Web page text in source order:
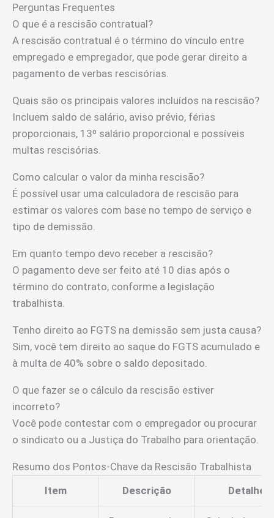
Perguntas Frequentes
O que é a rescisão contratual?
A rescisão contratual é o término do vínculo entre
empregado e empregador, que pode gerar direito a
pagamento de verbas rescisórias.
Quais são os principais valores incluídos na rescisão?
Incluem saldo de salário, aviso prévio, férias
proporcionais, 13º salário proporcional e possíveis
multas rescisórias.
Como calcular o valor da minha rescisão?
É possível usar uma calculadora de rescisão para
estimar os valores com base no tempo de serviço e
tipo de demissão.
Em quanto tempo devo receber a rescisão?
O pagamento deve ser feito até 10 dias após o
término do contrato, conforme a legislação
trabalhista.
Tenho direito ao FGTS na demissão sem justa causa?
Sim, você tem direito ao saque do FGTS acumulado e
à multa de 40% sobre o saldo depositado.
O que fazer se o cálculo da rescisão estiver
incorreto?
Você pode contestar com o empregador ou procurar
o sindicato ou a Justiça do Trabalho para orientação.
Resumo dos Pontos-Chave da Rescisão Trabalhista
Item
Descrição Detalhes